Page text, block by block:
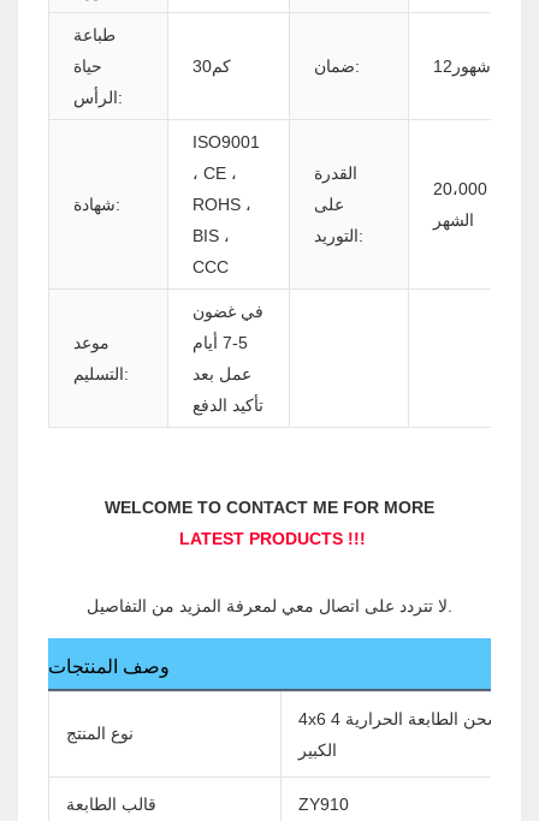
طباعة
حياة
الرأس:
كم30 ضمان: شهور12
شهادة:
ISO9001
، CE ،
ROHS ،
BIS ،
CCC
القدرة
على
التوريد:
20،000 قطعة في
الشهر
موعد
التسليم:
في غضون
5-7 أيام
عمل بعد
تأكيد الدفع
وصف المنتجات
نوع المنتج
4x6 تسمية الشحن الطابعة الحرارية 4INCH باركود الباركود الطابعة Waybill مع صندوق الورق
الكبير
قالب الطابعة ZY910